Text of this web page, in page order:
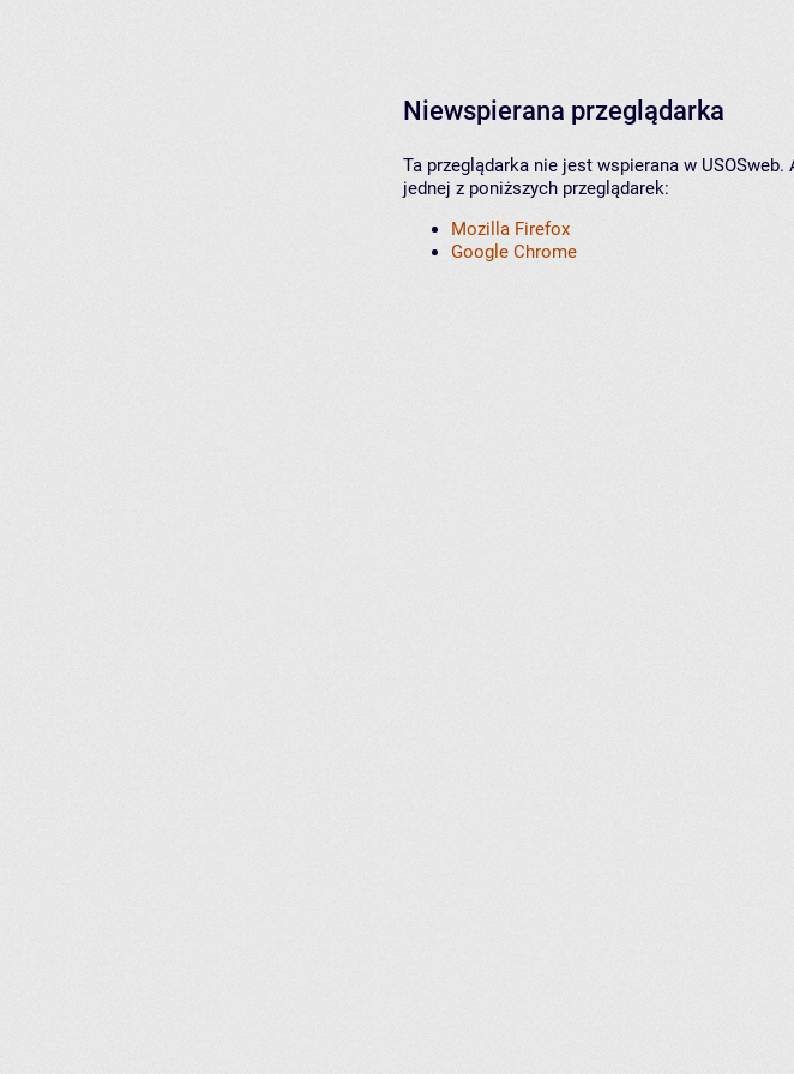
Niewspierana przeglądarka
Ta przeglądarka nie jest wspierana w
jednej z poniższych przeglądarek:
Mozilla Firefox
Google Chrome